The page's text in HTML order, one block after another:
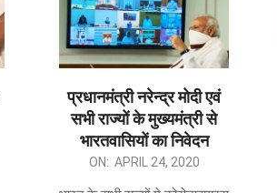
प्रधानमंत्री नरेन्द्र मोदी एवं
सभी राज्यों के मुख्यमंत्री से
भारतवासियों का निवेदन
ON: APRIL 24, 2020